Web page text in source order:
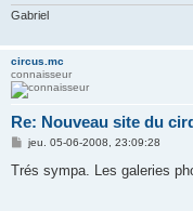
Gabriel
circus.mc
connaisseur
Re: Nouveau site du
M
s
jeu. 05-06-2008, 23:09:28
Trés sympa. Les galeries